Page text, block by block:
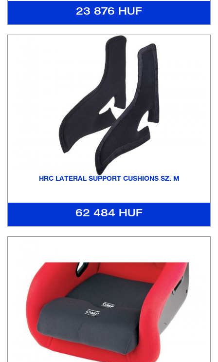
23 876 HUF
HRC LATERAL SUPPORT CUSHIONS SZ. M
62 484 HUF